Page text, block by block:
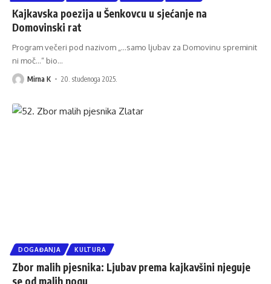
Kajkavska poezija u Šenkovcu u sjećanje na
Domovinski rat
Program večeri pod nazivom „...samo ljubav za Domovinu spreminit
ni moč...“ bio…
Mirna K 20. studenoga 2025.
DOGAĐANJA KULTURA
Zbor malih pjesnika: Ljubav prema kajkavšini njeguje
se od malih nogu